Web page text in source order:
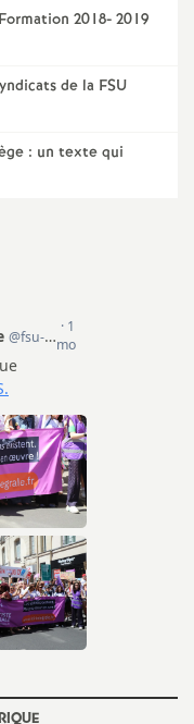
2018- 2019
de la FSU
: un texte qui